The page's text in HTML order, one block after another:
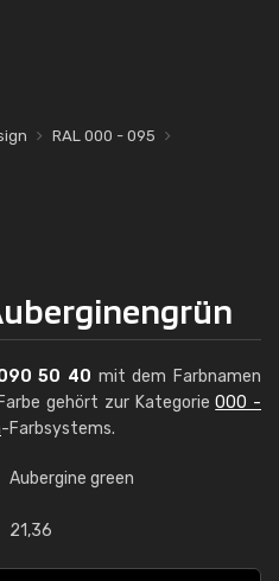
RAL 000 - 095
50 40 mit dem Farbnamen
gehört zur Kategorie000 -
-Farbsystems.
Aubergine green
21,36